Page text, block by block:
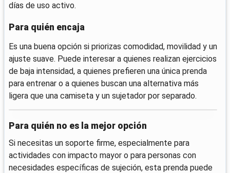
días de uso activo.
Para quién encaja
Es una buena opción si priorizas comodidad, movilidad y un
ajuste suave. Puede interesar a quienes realizan ejercicios
de baja intensidad, a quienes prefieren una única prenda
para entrenar o a quienes buscan una alternativa más
ligera que una camiseta y un sujetador por separado.
Para quién no es la mejor opción
Si necesitas un soporte firme, especialmente para
actividades con impacto mayor o para personas con
necesidades específicas de sujeción, esta prenda puede